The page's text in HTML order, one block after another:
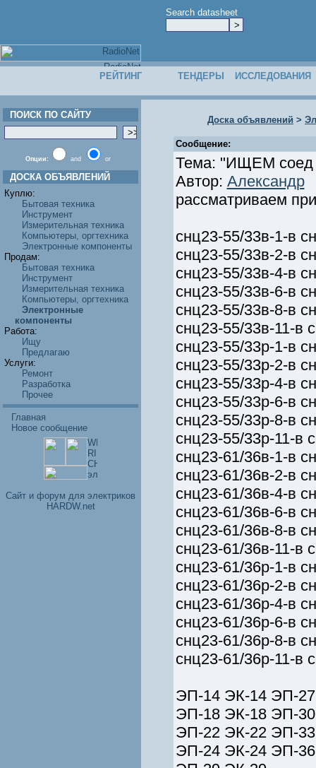
Search datasheet
РЕЙТИНГ ТЕНДЕРЫ ИССЛЕДОВАНИЯ
ПОИСК ПО САЙТУ
Опции: and or
ДОСКА ОБЪЯВЛЕНИЙ
Куплю:
Бытовая техника
Инструмент
Измерительная техника
Компьютеры, оргтехника
Электронные компоненты
Продам:
Бытовая техника
Инструмент
Измерительная техника
Компьютеры, оргтехника
Электронные
компоненты
Работа:
Ищу
Предлагаю
Услуги:
Ремонт
Разработка
Прочее
Главная
Новое сообщение
Cайт и форум для электриков
HARDW.net
Доска объявлений >
Сообщение:
Тема: "ИЩЕМ соед
Автор: Александр
рассматриваем
снц23-55/33в-1-в
снц23-55/33в-2-в
снц23-55/33в-4-в
снц23-55/33в-6-в
снц23-55/33в-8-в
снц23-55/33в-11-в
снц23-55/33р-1-в
снц23-55/33р-2-в
снц23-55/33р-4-в
снц23-55/33р-6-в
снц23-55/33р-8-в
снц23-55/33р-11-в
снц23-61/36в-1-в
снц23-61/36в-2-в
снц23-61/36в-4-в
снц23-61/36в-6-в
снц23-61/36в-8-в
снц23-61/36в-11-в
снц23-61/36р-1-в
снц23-61/36р-2-в
снц23-61/36р-4-в
снц23-61/36р-6-в
снц23-61/36р-8-в
снц23-61/36р-11-в
ЭП-14 ЭК-14 ЭП-
ЭП-18 ЭК-18 ЭП-
ЭП-22 ЭК-22 ЭП-
ЭП-24 ЭК-24 ЭП-